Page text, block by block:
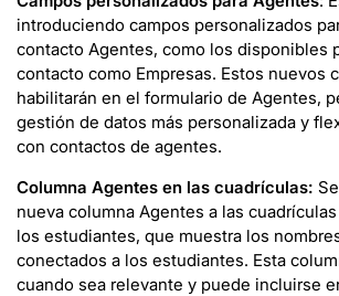
introduciendo campos personalizados
contacto Agentes, como los disponibles
contacto como Empresas. Estos nuevos
habilitarán en el formulario de Agentes,
gestión de datos más personalizada y
con contactos de agentes.
Columna Agentes en las cuadrículas:
nueva columna Agentes a las
los estudiantes, que muestra los
conectados a los estudiantes. Esta
cuando sea relevante y puede incluirse